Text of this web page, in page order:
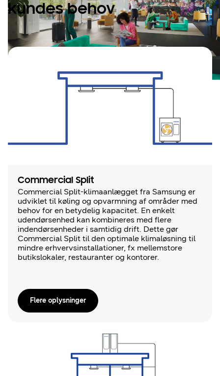
kundes behov
Commercial Split
Commercial Split-klimaanlægget fra Samsung er
udviklet til køling og opvarmning af områder med
behov for en betydelig kapacitet. En enkelt
udendørsenhed kan kombineres med flere
indendørsenheder i samtidig drift. Dette gør
Commercial Split til den optimale klimaløsning til
mindre erhvervsinstallationer, fx mellemstore
butikslokaler, restauranter og kontorer.
Flere oplysninger